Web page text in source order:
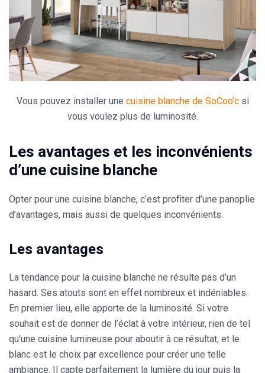
Vous pouvez installer une cuisine blanche de SoCoo’csi
vous voulez plus de luminosité.
Les avantages et les inconvénients
d’une cuisine blanche
Opter pour une cuisine blanche, c’est profiter d’une panoplie
d’avantages, mais aussi de quelques inconvénients.
Les avantages
La tendance pour la cuisine blanche ne résulte pas d’un
hasard. Ses atouts sont en effet nombreux et indéniables.
En premier lieu, elle apporte de la luminosité. Si votre
souhait est de donner de l’éclat à votre intérieur, rien de tel
qu’une cuisine lumineuse pour aboutir à ce résultat, et le
blanc est le choix par excellence pour créer une telle
ambiance. Il capte parfaitement la lumière du jour puis la